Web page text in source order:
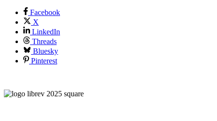
Facebook
X
LinkedIn
Threads
Bluesky
Pinterest